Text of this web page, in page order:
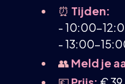
⏰ Tijden:
-
-
👥 Meld je